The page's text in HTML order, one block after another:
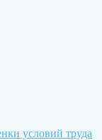
условий труда